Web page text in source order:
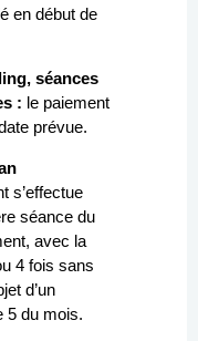
en début de
séances
: le paiement
prévue.
s’effectue
séance du
avec la
4 fois sans
d’un
5 du mois.